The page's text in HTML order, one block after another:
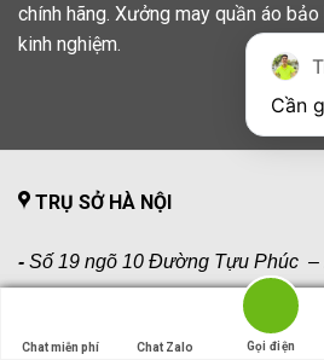
chính hãng. Xưởng may quần áo
kinh nghiệm.
TRỤ SỞ HÀ NỘI
- Số 19 ngõ 10 Đường Tựu Phúc –
Chat miễn phí Chat Zalo Gọi điện
Chat miễn phí Chat Zalo Gọi điện
Cần